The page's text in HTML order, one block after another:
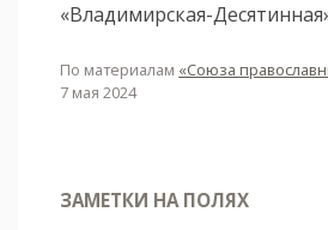
«Владимирская-
По материалам «Союза
7 мая 2024
ЗАМЕТКИ НА ПОЛЯХ